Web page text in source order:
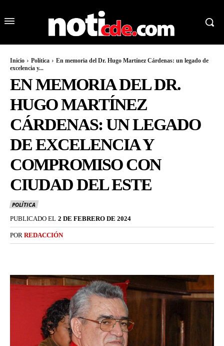
Inicio Política
En memoria del Dr. Hugo Martínez Cárdenas: un legado de
excelencia y...
EN MEMORIA DEL DR.
HUGO MARTÍNEZ
CÁRDENAS: UN LEGADO
DE EXCELENCIA Y
COMPROMISO CON
CIUDAD DEL ESTE
POLÍTICA
PUBLICADO EL 2 DE FEBRERO DE 2024
POR REDACCIÓN